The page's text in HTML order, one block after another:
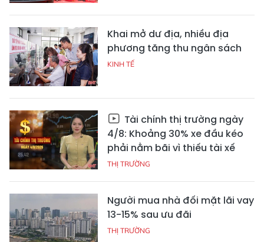
Khai mở dư địa, nhiều địa
phương tăng thu ngân sách
KINH TẾ
Tài chính thị trường ngày
4/8: Khoảng 30% xe đầu kéo
phải nằm bãi vì thiếu tài xế
THỊ TRƯỜNG
Người mua nhà đối mặt lãi vay
13-15% sau ưu đãi
THỊ TRƯỜNG